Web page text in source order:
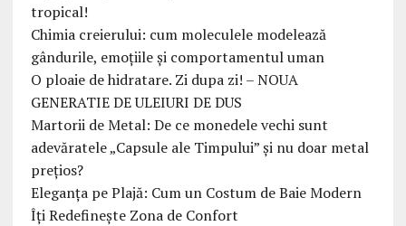
tropical!
Chimia creierului: cum moleculele modelează
gândurile, emoțiile și comportamentul uman
O ploaie de hidratare. Zi dupa zi! – NOUA
GENERATIE DE ULEIURI DE DUS
Martorii de Metal: De ce monedele vechi sunt
adevăratele „Capsule ale Timpului” și nu doar metal
prețios?
Eleganța pe Plajă: Cum un Costum de Baie Modern
Îți Redefinește Zona de Confort